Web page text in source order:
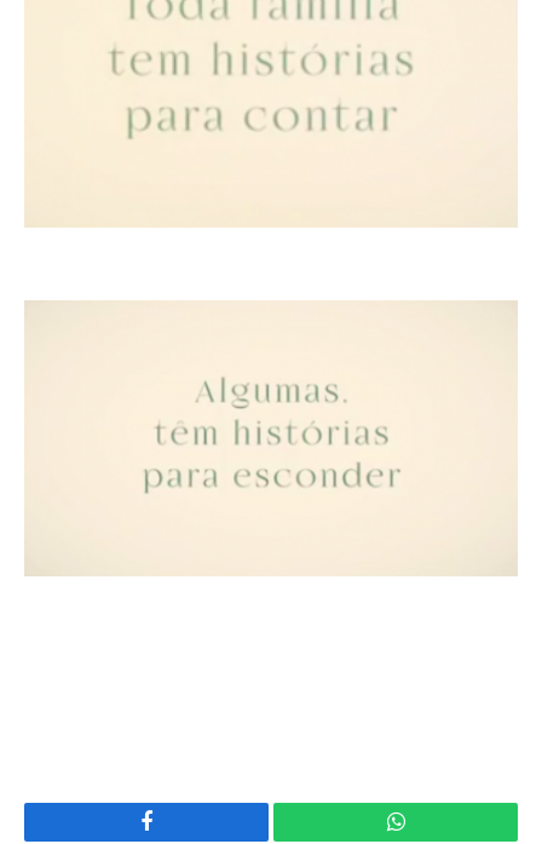
Facebook WhatsApp